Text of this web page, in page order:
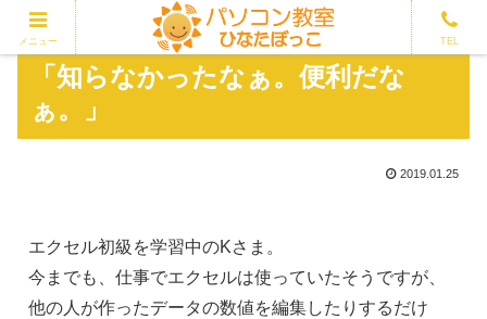
「知らなかったなぁ。便利だな
ぁ。」
2019.01.25
エクセル初級を学習中のKさま。
今までも、仕事でエクセルは使っていたそうですが、
他の人が作ったデータの数値を編集したりするだけ
メニュー TEL